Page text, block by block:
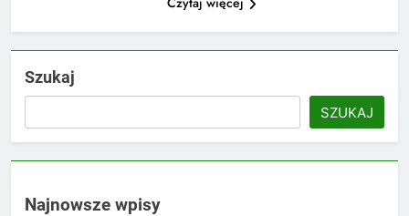
Szukaj
SZUKAJ
Najnowsze wpisy